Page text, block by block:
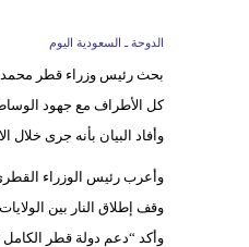
الدوحة ـ السعودية اليوم
بحث رئيس وزراء قطر محمد
كل الأطراف مع جهود
وأفاد البيان بأنه جرى خلال
وأعرب رئيس الوزراء
وقف إطلاق النار بين
وأكد “دعم دولة قطر الكامل